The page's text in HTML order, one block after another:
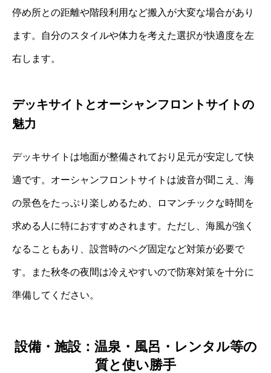
停め所との距離や階段利用など搬入が大変な場合があり
ます。自分のスタイルや体力を考えた選択が快適度を左
右します。
デッキサイトとオーシャンフロントサイトの
魅力
デッキサイトは地面が整備されており足元が安定して快
適です。オーシャンフロントサイトは波音が聞こえ、海
の景色をたっぷり楽しめるため、ロマンチックな時間を
求める人に特におすすめされます。ただし、海風が強く
なることもあり、設営時のペグ固定など対策が必要で
す。また秋冬の夜間は冷えやすいので防寒対策を十分に
準備してください。
設備・施設：温泉・風呂・レンタル等の
質と使い勝手